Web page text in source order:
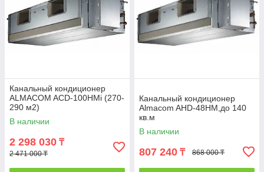
Канальный кондиционер
ALMACOM ACD-100HMi (270-
290 м2)
В наличии
2 298 030 ₸
2 471 000 ₸
Канальный кондиционер
Almacom AHD-48HМ,до 140
кв.м
В наличии
807 240 ₸ 868 000 ₸